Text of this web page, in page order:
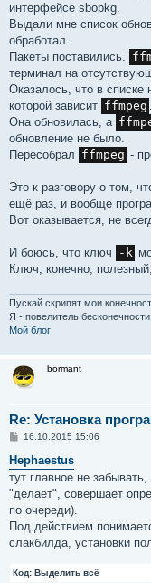
интерфейсе sbopkg.
Выдали мне список
обработал.
Пакеты поставились.
терминал на
Оказалось, что в списке
которой зависит ffmpeg .
Она обновилась, а
обновление не было.
Пересобрал ffmpeg -
Это к разговору о том,
ещё раз, и вообще
Вот оказывается, не
И боюсь, что ключ -k
Ключ, конечно,
Пускай скрипят мои
Я - повелитель
Мой блог
bormant
Re: Установка
С
о
б
щ
е
н
и
е
16.10.2015 15:06
Hephaestus
тут главное не
"делает", совершает
по очереди).
Под действием
слакбилда, установки
Код: Выделить всё